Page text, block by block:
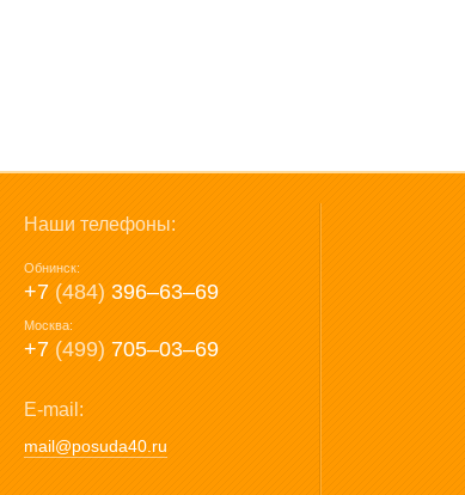
Наши телефоны:
Обнинск:
+7 (484) 396‒63‒69
Москва:
+7 (499) 705‒03‒69
E-mail:
mail@posuda40.ru